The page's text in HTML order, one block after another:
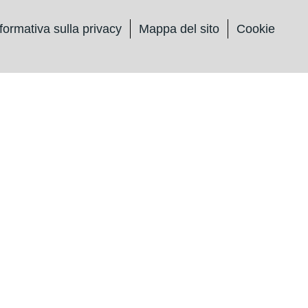
sulla privacy Mappa del sito Cookie